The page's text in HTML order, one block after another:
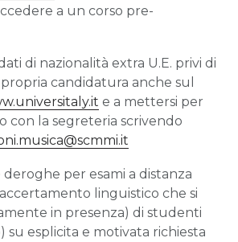
a un corso pre-
di nazionalità extra U.E. privi di
candidatura anche sul
e a mettersi per
con la segreteria scrivendo
per esami a distanza
linguistico che si
in presenza) di studenti
su esplicita e motivata richiesta